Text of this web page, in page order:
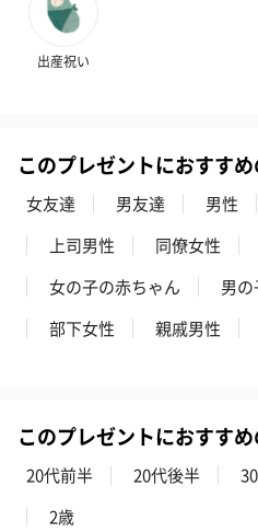
す。
出産祝い
このプレゼントにおすす
女友達 男友達 男性
上司男性
同僚女性
女の子の赤ちゃん
男
部下女性
親戚男性
このプレゼントにおすす
20代前半 20代後半
2歳